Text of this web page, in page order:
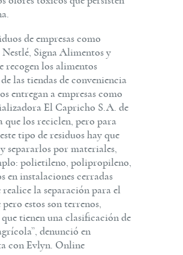
de empresas como
Nestlé, Signa Alimentos y
recogen los alimentos
las tiendas de conveniencia
entregan a empresas como
El Capricho S.A. de
que los reciclen, pero para
tipo de residuos hay que
separarlos por materiales,
polietileno, polipropileno,
en instalaciones cerradas
realice la separación para el
estos son terrenos,
que tienen una clasificación de
denunció en
con Evlyn. Online